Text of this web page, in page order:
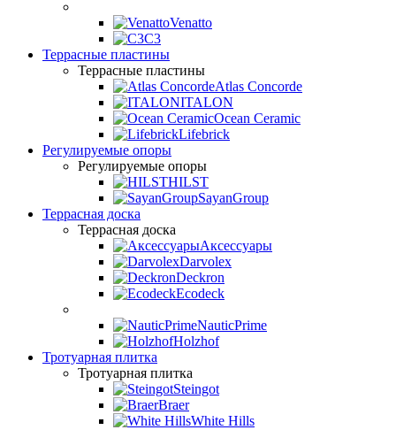
Venatto
C3
Террасные пластины
Террасные пластины
Atlas Concorde
ITALON
Ocean Ceramic
Lifebrick
Регулируемые опоры
Регулируемые опоры
HILST
SayanGroup
Террасная доска
Террасная доска
Аксессуары
Darvolex
Deckron
Ecodeck
NauticPrime
Holzhof
Тротуарная плитка
Тротуарная плитка
Steingot
Braer
White Hills